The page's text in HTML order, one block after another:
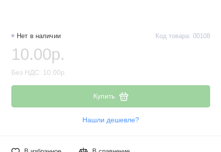
Резисторы
Реле
Стабилизаторы питания
Транзисторы
Нет в наличии Код товара: 00108
10.00р.
Без НДС: 10.00р.
Купить
Нашли дешевле?